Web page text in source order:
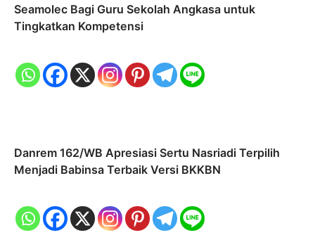
Seamolec Bagi Guru Sekolah Angkasa untuk
Tingkatkan Kompetensi
Danrem 162/WB Apresiasi Sertu Nasriadi Terpilih
Menjadi Babinsa Terbaik Versi BKKBN